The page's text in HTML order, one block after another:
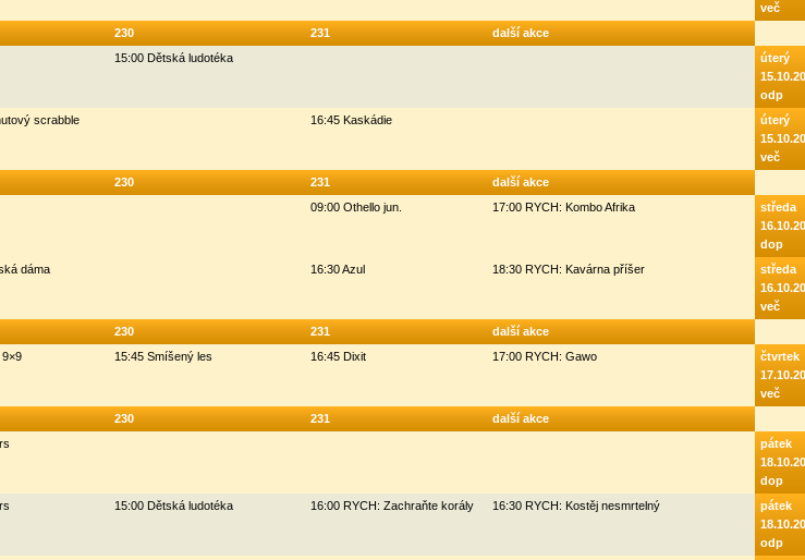
več
230 231
další akce
15:00 Dětská ludotéka
úterý
odp
scrabble 16:45 Kaskádie
úterý
več
230 231
další akce
09:00 Othello jun. 17:00 RYCH: Kombo Afrika
středa
dop
dáma 16:30 Azul 18:30 RYCH: Kavárna příšer
středa
več
230 231
další akce
9×9 15:45 Smíšený les 16:45 Dixit 17:00 RYCH: Gawo
čtvrtek
več
230 231
další akce
pátek
dop
15:00 Dětská ludotéka 16:00 RYCH: Zachraňte korály 16:30 RYCH: Kostěj nesmrtelný
pátek
odp